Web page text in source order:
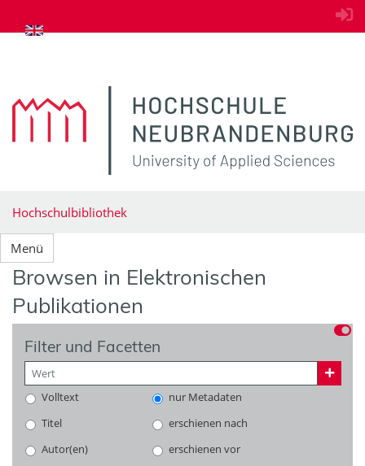
zum Inhalt springen
Hochschulbibliothek
Menü
Browsen in Elektronischen
Publikationen
Filter und Facetten
Volltext
nur Metadaten
Titel
erschienen nach
Autor(en)
erschienen vor